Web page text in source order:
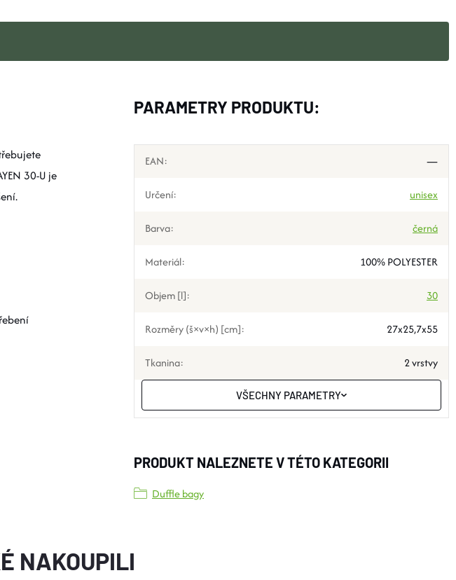
30-U je
PARAMETRY PRODUKTU:
EAN: —
Určení: unisex
Barva: černá
Materiál: 100% POLYESTER
Objem [l]: 30
Rozměry (š×v×h) [cm]: 27x25,7x55
Tkanina: 2 vrstvy
VŠECHNY PARAMETRY
PRODUKT NALEZNETE V TÉTO KATEGORII
Duffle bagy
NAKOUPILI